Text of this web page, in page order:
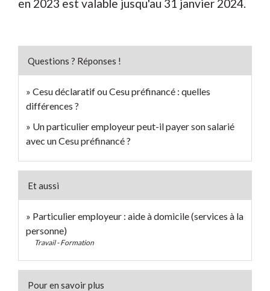
en 2023 est valable jusqu'au 31 janvier 2024.
Questions ? Réponses !
Cesu déclaratif ou Cesu préfinancé : quelles
différences ?
Un particulier employeur peut-il payer son salarié
avec un Cesu préfinancé ?
Et aussi
Particulier employeur : aide à domicile (services à la
personne)
Travail - Formation
Pour en savoir plus